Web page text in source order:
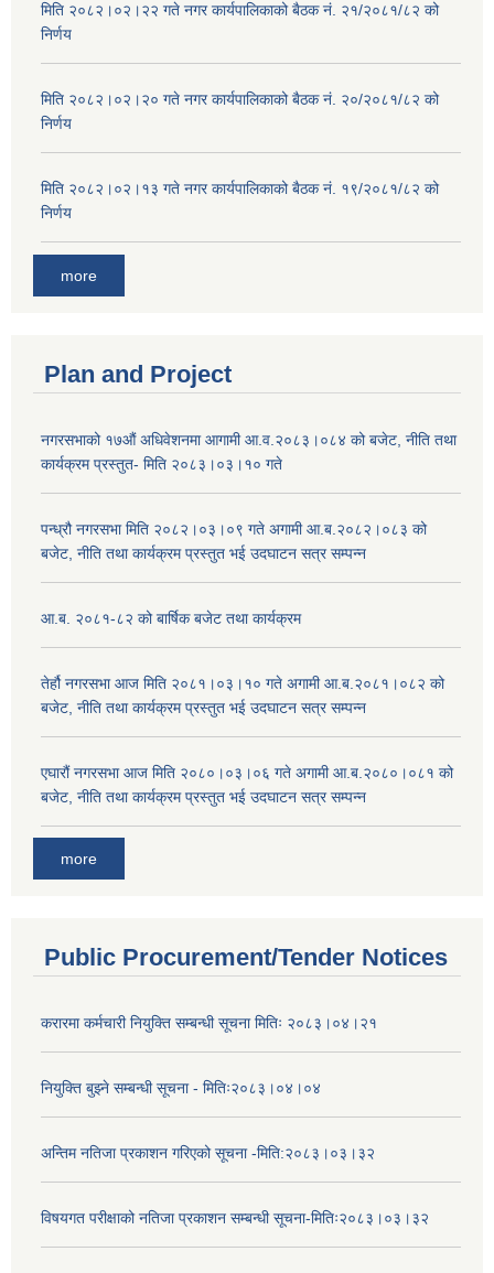
मिति २०८२।०२।२२ गते नगर कार्यपालिकाको बैठक नं. २१/२०८१/८२ को
निर्णय
मिति २०८२।०२।२० गते नगर कार्यपालिकाको बैठक नं. २०/२०८१/८२ को
निर्णय
मिति २०८२।०२।१३ गते नगर कार्यपालिकाको बैठक नं. १९/२०८१/८२ को
निर्णय
more
Plan and Project
नगरसभाको १७औं अधिवेशनमा आगामी आ.व.२०८३।०८४ को बजेट, नीति तथा
कार्यक्रम प्रस्तुत- मिति २०८३।०३।१० गते
पन्ध्रौ नगरसभा मिति २०८२।०३।०९ गते अगामी आ.ब.२०८२।०८३ को
बजेट, नीति तथा कार्यक्रम प्रस्तुत भई उदघाटन सत्र सम्पन्न
आ.ब. २०८१-८२ को बार्षिक बजेट तथा कार्यक्रम
तेर्हौ नगरसभा आज मिति २०८१।०३।१० गते अगामी आ.ब.२०८१।०८२ को
बजेट, नीति तथा कार्यक्रम प्रस्तुत भई उदघाटन सत्र सम्पन्न
एघारौं नगरसभा आज मिति २०८०।०३।०६ गते अगामी आ.ब.२०८०।०८१ को
बजेट, नीति तथा कार्यक्रम प्रस्तुत भई उदघाटन सत्र सम्पन्न
more
Public Procurement/Tender Notices
करारमा कर्मचारी नियुक्ति सम्बन्धी सूचना मितिः २०८३।०४।२१
नियुक्ति बुझ्ने सम्बन्धी सूचना - मितिः२०८३।०४।०४
अन्तिम नतिजा प्रकाशन गरिएको सूचना -मिति:२०८३।०३।३२
विषयगत परीक्षाको नतिजा प्रकाशन सम्बन्धी सूचना-मितिः२०८३।०३।३२